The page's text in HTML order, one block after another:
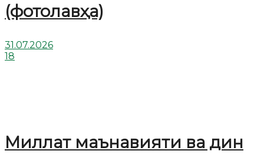
(фотолавҳа)
31.07.2026
18
Миллат маънавияти ва дин